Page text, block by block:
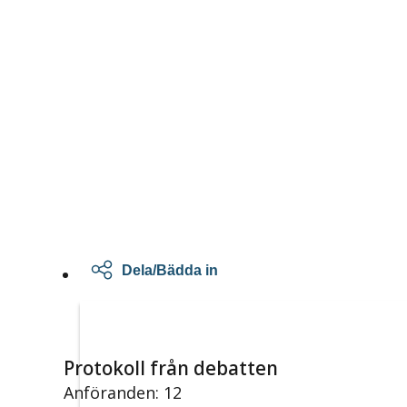
Dela/Bädda in
Protokoll från debatten
Anföranden: 12